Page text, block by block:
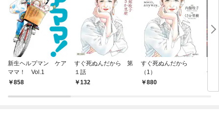
新生ヘルプマン ケア
ママ！ Vol.1
858
すぐ死ぬんだから 第
１話
132
すぐ死ぬんだから
（1）
880
号